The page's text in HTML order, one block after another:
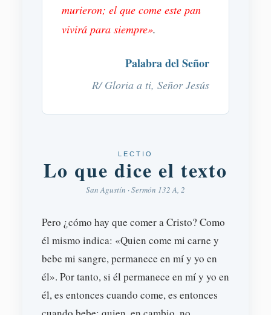
murieron; el que come este pan
vivirá para siempre».
Palabra del Señor
R/ Gloria a ti, Señor Jesús
LECTIO
Lo que dice el texto
San Agustín · Sermón 132 A, 2
Pero ¿cómo hay que comer a Cristo? Como
él mismo indica: «Quien come mi carne y
bebe mi sangre, permanece en mí y yo en
él». Por tanto, si él permanece en mí y yo en
él, es entonces cuando come, es entonces